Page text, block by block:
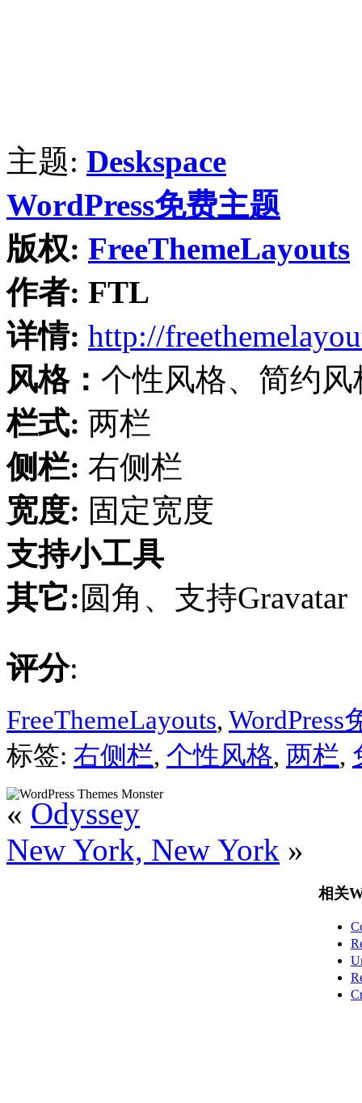
主题: Deskspace
WordPress免费主题
版权: FreeThemeLayouts
作者: FTL
详情: http://
风格： 个性风格、简约风
栏式: 两栏
侧栏: 右侧栏
宽度: 固定宽度
支持小工具
其它:圆角、支持Gravatar
评分:
FreeThemeLayouts, WordPress
标签: 右侧栏, 个性风格, 两栏,
« Odyssey
New York, New York »
相关